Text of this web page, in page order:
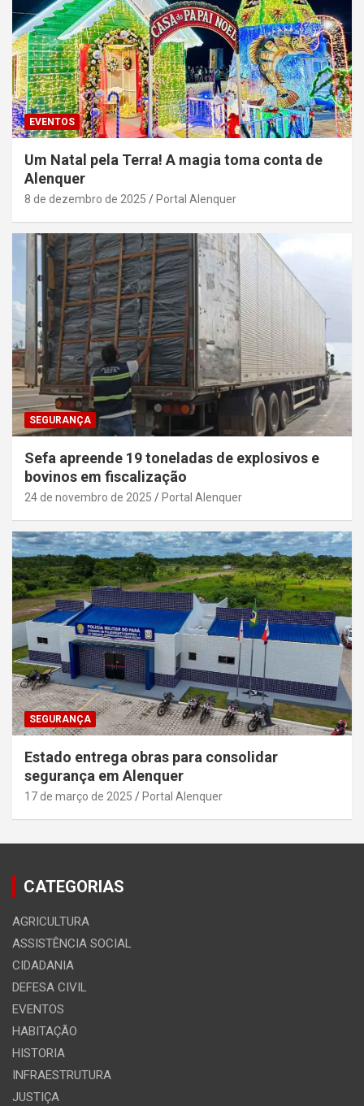
EVENTOS
Um Natal pela Terra! A magia toma conta de
Alenquer
8 de dezembro de 2025 Portal Alenquer
SEGURANÇA
Sefa apreende 19 toneladas de explosivos e
bovinos em fiscalização
24 de novembro de 2025 Portal Alenquer
SEGURANÇA
Estado entrega obras para consolidar
segurança em Alenquer
17 de março de 2025 Portal Alenquer
CATEGORIAS
AGRICULTURA
ASSISTÊNCIA SOCIAL
CIDADANIA
DEFESA CIVIL
EVENTOS
HABITAÇÃO
HISTORIA
INFRAESTRUTURA
JUSTIÇA